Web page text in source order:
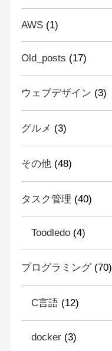
AWS(1)
Old_posts (17)
ウェブデザイン (3)
グルメ (3)
その他(48)
タスク管理 (40)
Toodledo(4)
プログラミング(70)
C言語(12)
docker(3)